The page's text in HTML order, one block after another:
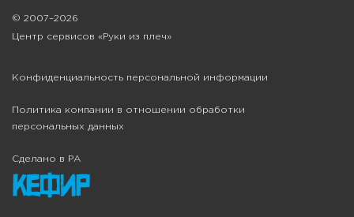
© 2007–2026
Центр сервисов «Руки из плеч»
Конфиденциальность персональной информации
Политика компании в отношении обработки
персональных данных
Сделано в РА